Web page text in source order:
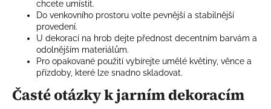
chcete umístit.
Do venkovního prostoru volte pevnější a stabilnější
provedení.
U dekorací na hrob dejte přednost decentním barvám a
odolnějším materiálům.
Pro opakované použití vybírejte umělé květiny, věnce a
přízdoby, které lze snadno skladovat.
Časté otázky k jarním dekoracím